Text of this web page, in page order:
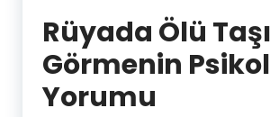
Rüyada Ölü
Görmenin
Yorumu